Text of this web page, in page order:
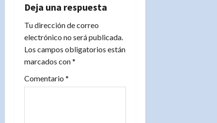
ó
n
d
e
Deja una respuesta
Tu dirección de correo
electrónico no será publicada.
Los campos obligatorios están
marcados con*
Comentario *